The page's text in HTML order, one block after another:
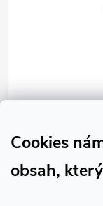
Cookies
obsah,